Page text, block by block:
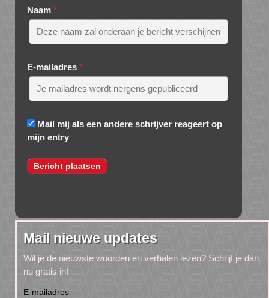
Naam *
E-mailadres *
Mail mij als een andere schrijver reageert op
mijn entry
Mail nieuwe updates
Wil je de nieuwste woorden en verhalen lezen? Schrijf je dan
nu gratis in!
E-mailadres